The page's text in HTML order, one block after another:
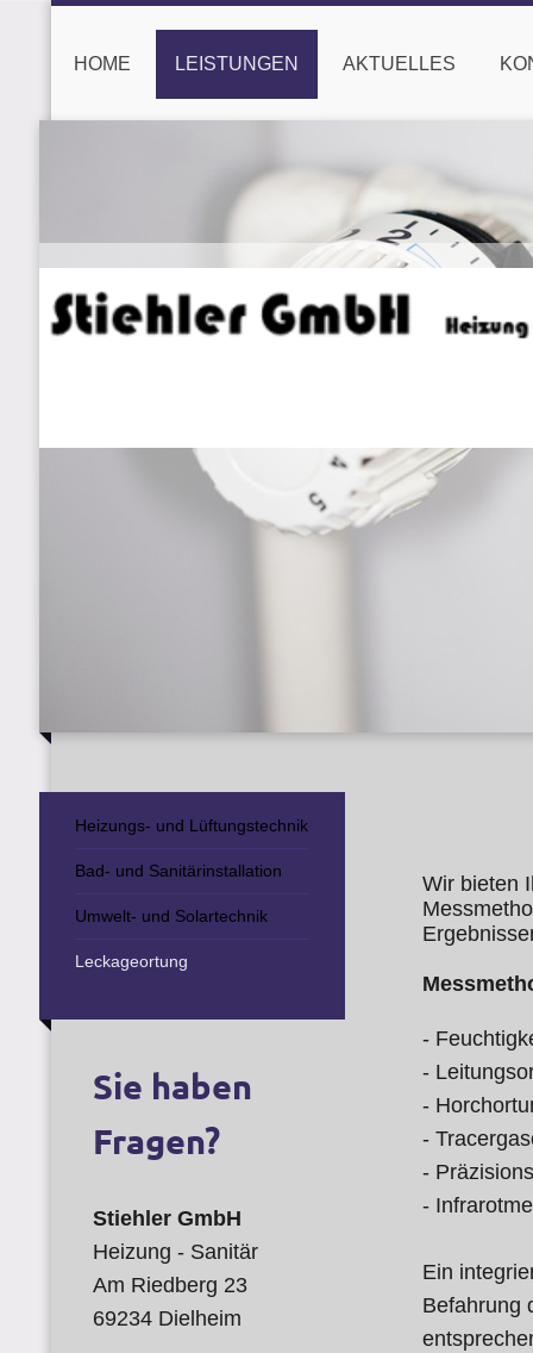
HOME LEISTUNGEN AKTUELLES
Wir bieten
-
-
-
-
-
-
Ein
Befahrung
Heizungs- und Lüftungstechnik
Bad- und Sanitärinstallation
Umwelt- und Solartechnik
Leckageortung
Sie haben
Fragen?
Stiehler GmbH
Heizung - Sanitär
Am Riedberg 23
69234 Dielheim